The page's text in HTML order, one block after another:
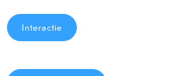
Interactie